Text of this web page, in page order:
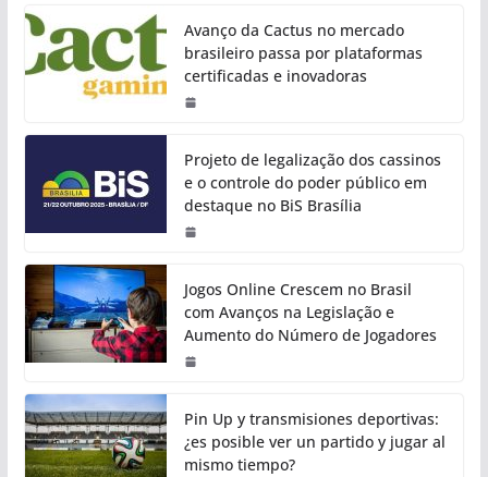
Avanço da Cactus no mercado
brasileiro passa por plataformas
certificadas e inovadoras
Projeto de legalização dos cassinos
e o controle do poder público em
destaque no BiS Brasília
Jogos Online Crescem no Brasil
com Avanços na Legislação e
Aumento do Número de Jogadores
Pin Up y transmisiones deportivas:
¿es posible ver un partido y jugar al
mismo tiempo?